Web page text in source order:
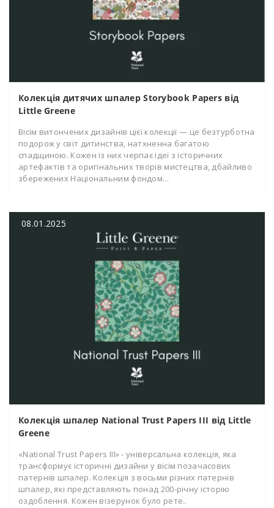
Колекція дитячих шпалер Storybook Papers від
Little Greene
Вісім витончених дизайнів цієї колекції — це безтурботна
подорож у світ дитинства, натхненна багатою
спадщиною. Кожен із них черпає ідеї з історичних
артефактів та оригінальних творів мистецтва, дбайливо
збережених Національним фондом...
08.01.2025
Колекція шпалер National Trust Papers III від Little
Greene
«National Trust Papers III» - універсальна колекція, яка
трансформує історичні дизайни у вісім позачасових
патернів шпалер. Колекція з восьми різних патернів
шпалер, які представляють понад 200-річну історію
оздоблення. Кожен візерунок було рете..